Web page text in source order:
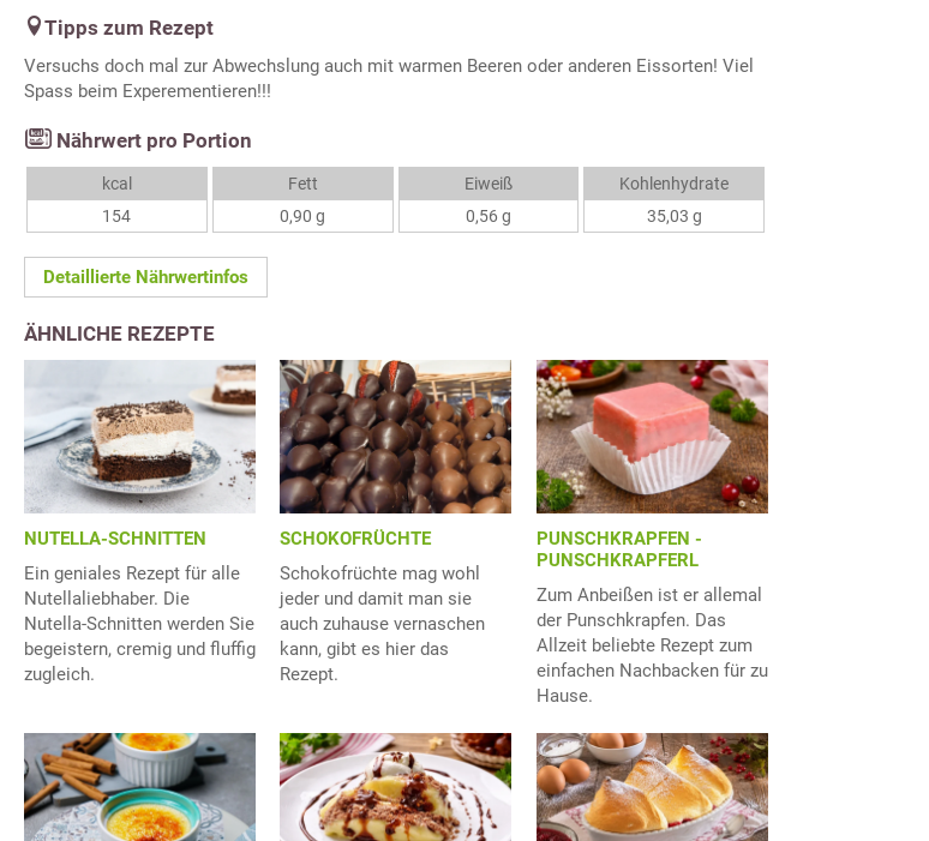
Tipps zum Rezept
Versuchs doch mal zur Abwechslung auch mit warmen Beeren oder anderen Eissorten! Viel
Spass beim Experementieren!!!
Nährwert pro Portion
kcal
154
Fett
0,90 g
Eiweiß
0,56 g
Kohlenhydrate
35,03 g
Detaillierte Nährwertinfos
ÄHNLICHE REZEPTE
NUTELLA-SCHNITTEN
Ein geniales Rezept für alle
Nutellaliebhaber. Die
Nutella-Schnitten werden Sie
begeistern, cremig und fluffig
zugleich.
SCHOKOFRÜCHTE
Schokofrüchte mag wohl
jeder und damit man sie
auch zuhause vernaschen
kann, gibt es hier das
Rezept.
PUNSCHKRAPFEN -
PUNSCHKRAPFERL
Zum Anbeißen ist er allemal
der Punschkrapfen. Das
Allzeit beliebte Rezept zum
einfachen Nachbacken für zu
Hause.